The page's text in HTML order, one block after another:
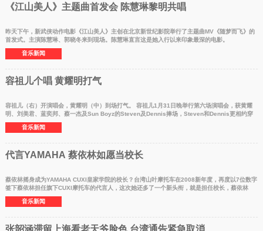
《江山美人》主题曲首发会 陈慧琳黎明共唱
昨天下午，新武侠动作电影《江山美人》主创在北京新世纪影院举行了主题曲MV《随梦而飞》的
首发式。主演陈慧琳、郭晓冬来到现场。陈慧琳直言这是她入行以来印象最深的电影。
音乐新闻
容祖儿个唱 黄耀明打气
容祖儿（右）开演唱会，黄耀明（中）到场打气。 容祖儿1月31日晚举行第六场演唱会，获黄耀
明、刘美君、蓝奕邦、蔡一杰及Sun Boyz的Steven及Dennis捧场，Steven和Dennis更相约穿
大会T
音乐新闻
代言YAMAHA 蔡依林如愿当校长
蔡依林摇身成为YAMAHA CUXI皇家学院的校长？台湾山叶摩托车在2008新年度，再度以7位数字
签下蔡依林担任旗下CUXI摩托车的代言人，这次她还多了一个新头衔，就是担任校长，蔡依林
音乐新闻
张韶涵滞留上海看老天爷脸色 台湾通告紧急取消